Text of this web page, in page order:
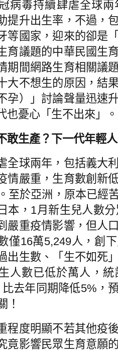
病毒持續肆虐全球
提升出生率，不過，
等國家，迎來的卻是
育議題的中華民國生
期間網路生育相關議
大不想生的原因，結
孕）」討論聲量迅速
也憂心「生不出來」
。
敢生產？下一代年輕
全球兩年，包括義大
情嚴重，生育數創新
至於亞洲，原本已經
本， 1月新生兒人數
嚴重疫情影響，但人
僅16萬5,249人，創
出生數、「生不如死
人數已低於萬人，統
比去年同期降低5% ，
！
程度明顯不若其他疫
竟影響民眾生育意願